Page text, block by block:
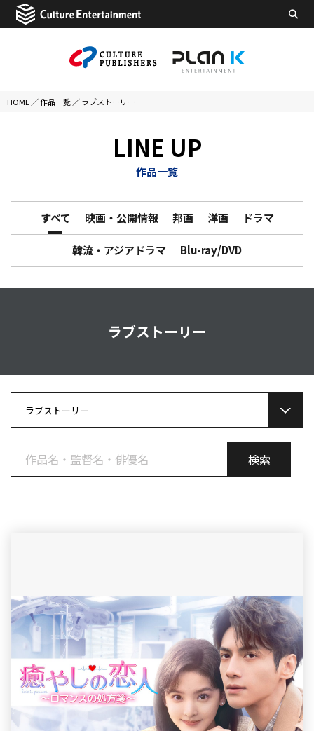
HOME ／作品一覧 ／ラブストーリー
LINE UP
作品一覧
すべて 映画・公開情報 邦画 洋画 ドラマ
韓流・アジアドラマ Blu-ray/DVD
ラブストーリー
ラブストーリー